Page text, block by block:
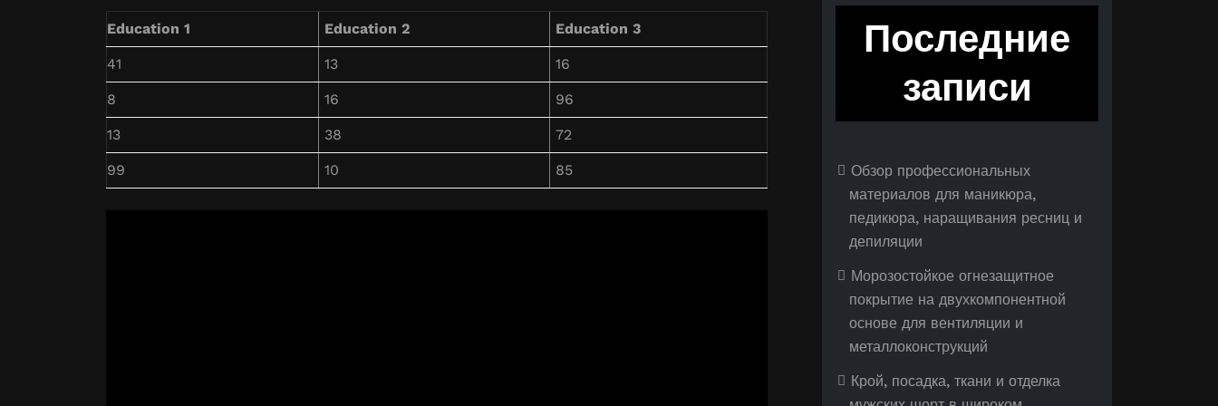
Education 1 Education 2 Education 3
41 13 16
8 16 96
13 38 72
99 10 85
Последние
записи
Обзор профессиональных
материалов для маникюра,
педикюра, наращивания ресниц и
депиляции
Морозостойкое огнезащитное
покрытие на двухкомпонентной
основе для вентиляции и
металлоконструкций
Крой, посадка, ткани и отделка